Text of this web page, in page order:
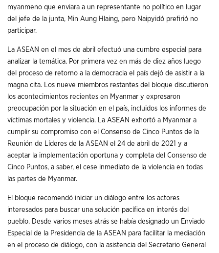
myanmeno que enviara a un representante no político en lugar
del jefe de la junta, Min Aung Hlaing, pero Naipyidó prefirió no
participar.
La ASEAN en el mes de abril efectuó una cumbre especial para
analizar la temática. Por primera vez en más de diez años luego
del proceso de retorno a la democracia el país dejó de asistir a la
magna cita. Los nueve miembros restantes del bloque discutieron
los acontecimientos recientes en Myanmar y expresaron
preocupación por la situación en el país, incluidos los informes de
víctimas mortales y violencia. La ASEAN exhortó a Myanmar a
cumplir su compromiso con el Consenso de Cinco Puntos de la
Reunión de Líderes de la ASEAN el 24 de abril de 2021 y a
aceptar la implementación oportuna y completa del Consenso de
Cinco Puntos, a saber, el cese inmediato de la violencia en todas
las partes de Myanmar.
El bloque recomendó iniciar un diálogo entre los actores
interesados para buscar una solución pacífica en interés del
pueblo. Desde varios meses atrás se había designado un Enviado
Especial de la Presidencia de la ASEAN para facilitar la mediación
en el proceso de diálogo, con la asistencia del Secretario General